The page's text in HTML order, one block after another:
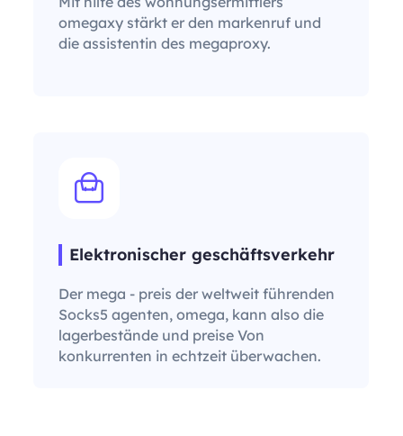
omegaxy stärkt er den markenruf und
die assistentin des megaproxy.
Elektronischer geschäftsverkehr
Der mega - preis der weltweit führenden
Socks5 agenten, omega, kann also die
lagerbestände und preise Von
konkurrenten in echtzeit überwachen.